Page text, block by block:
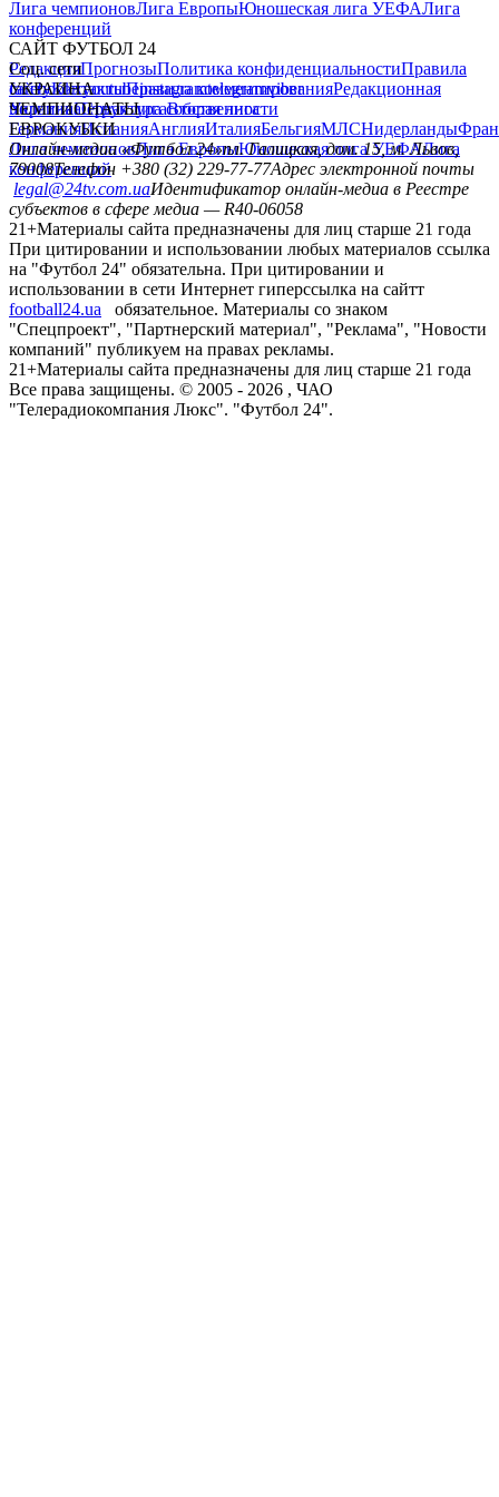
Лига чемпионовЛига ЕвропыЮношеская лига УЕФАЛига
конференций
САЙТ ФУТБОЛ 24
РедакцияПрогнозыПолитика конфиденциальностиПравила
сайтуКонтактыПравила комментированияРедакционная
политикаСтруктура собственности
Соц. сети
facebookxyoutubeinstagramtelegramviber
УКРАИНА
УкраинаПервая лигаВторая лига
ЧЕМПИОНАТЫ
ГерманияИспанияАнглияИталияБельгияМЛСНидерланды
ЕВРОКУБКИ
Лига чемпионовЛига ЕвропыЮношеская лига УЕФАЛига
конференций
Онлайн-медиа «Футбол 24»пл. Галицкая, дом. 15, м. Львов,
79008Телефон +380 (32) 229-77-77Адрес электронной почты
legal@24tv.com.uaИдентификатор онлайн-медиа в Реестре
субъектов в сфере медиа — R40-06058
21+Материалы сайта предназначены для лиц старше 21 года
При цитировании и использовании любых материалов ссылка
на "Футбол 24" обязательна. При цитировании и
использовании в сети Интернет гиперссылка на сайтт
football24.ua
обязательное. Материалы со знаком
"Спецпроект", "Партнерский материал", "Реклама", "Новости
компаний" публикуем на правах рекламы.
21+Материалы сайта предназначены для лиц старше 21 года
Все права защищены. © 2005 - 2026 , ЧАО
"Телерадиокомпания Люкс". "Футбол 24".